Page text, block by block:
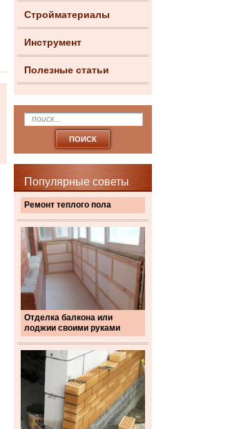
Стройматериалы
Инструмент
Полезные статьи
Популярные советы
Ремонт теплого пола
Отделка балкона или
лоджии своими руками